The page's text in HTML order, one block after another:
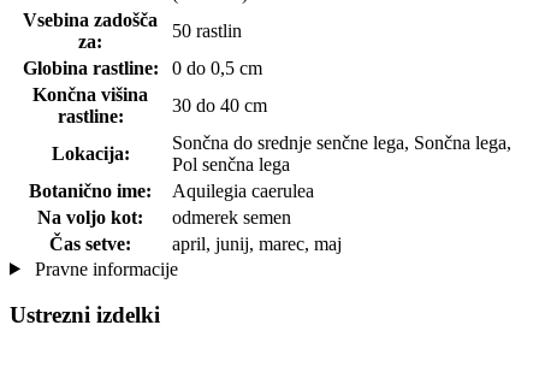
Vsebina zadošča
za:
50 rastlin
Globina rastline:
0 do 0,5 cm
Končna višina
rastline:
30 do 40 cm
Lokacija:
Sončna do srednje senčne lega, Sončna lega,
Pol senčna lega
Botanično ime:
Aquilegia caerulea
Na voljo kot:
odmerek semen
Čas setve:
april, junij, marec, maj
Pravne informacije
Ustrezni izdelki